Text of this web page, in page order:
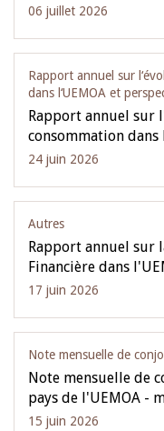
06 juillet 2026
Rapport annuel sur
dans l‘UEMOA et
Rapport annuel sur
consommation
24 juin 2026
Autres
Rapport annuel sur
Financière dans
17 juin 2026
Note mensuelle de
Note mensuelle de
pays de l'UEMOA -
15 juin 2026